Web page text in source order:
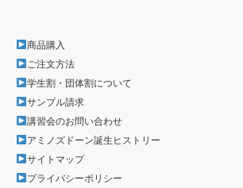
商品購入
ご注文方法
学生割・団体割について
サンプル請求
講習会のお問い合わせ
アミノズドーン誕生ヒストリー
サイトマップ
プライバシーポリシー